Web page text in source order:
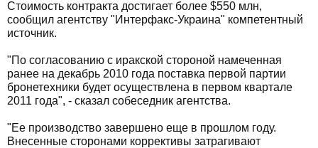
Стоимость контракта достигает более $550 млн,
сообщил агентству "Интерфакс-Украина" компетентный
источник.
"По согласованию с иракской стороной намеченная
ранее на декабрь 2010 года поставка первой партии
бронетехники будет осуществлена в первом квартале
2011 года", - сказал собеседник агентства.
"Ее производство завершено еще в прошлом году.
Внесенные сторонами коррективы затрагивают